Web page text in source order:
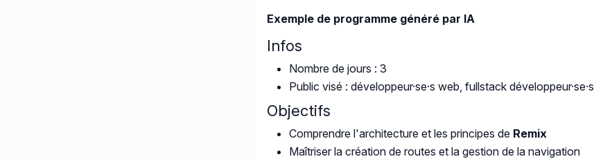
Exemple de programme généré par IA
Infos
Nombre de jours : 3
Public visé : développeur·se·s web, fullstack développeur·se·s
Objectifs
Comprendre l'architecture et les principes de Remix
Maîtriser la création de routes et la gestion de la navigation